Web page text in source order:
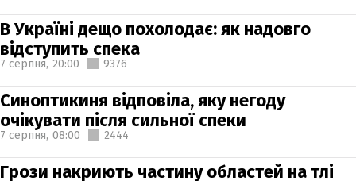
В Україні дещо похолодає: як надовго
відступить спека
7 серпня, 20:00 9376
Синоптикиня відповіла, яку негоду
очікувати після сильної спеки
7 серпня, 08:00 2444
Грози накриють частину областей на тлі